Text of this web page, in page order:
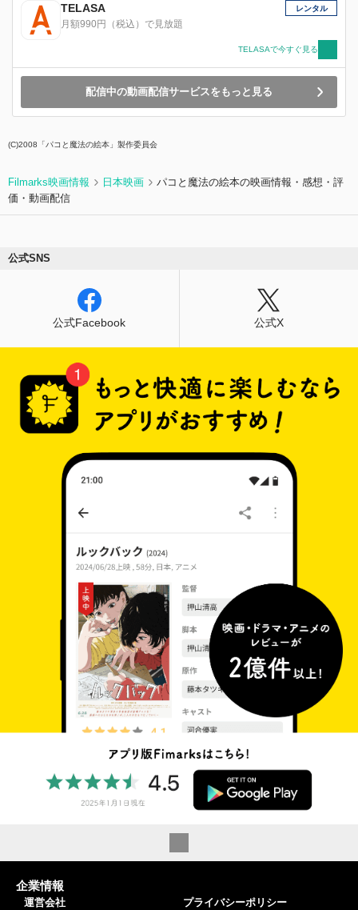
TELASA
月額990円（税込）で見放題
レンタル
TELASAで今すぐ見る
配信中の動画配信サービスをもっと見る
(C)2008「パコと魔法の絵本」製作委員会
Filmarks映画情報 日本映画
パコと魔法の絵本の映画情報・感想・評
価・動画配信
公式SNS
公式Facebook 公式X
企業情報
運営会社 プライバシーポリシー